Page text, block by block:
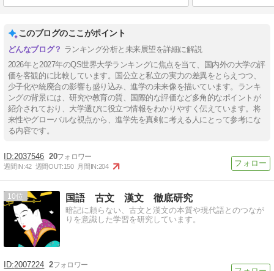
このブログのここがポイント
ランキング分析と未来展望を詳細に解説
2026年と2027年のQS世界大学ランキングに焦点を当て、国内外の大学の評
価を客観的に比較しています。国公立と私立の実力の差異をとらえつつ、
少子化や統廃合の影響も盛り込み、進学の未来像を描いています。ランキ
ングの背景には、研究や教育の質、国際的な評価など多角的なポイントが
紹介されており、大学選びに役立つ情報をわかりやすく伝えています。将
来性やグローバルな視点から、進学先を真剣に考える人にとって参考にな
る内容です。
2037546 20
週間IN:42 週間OUT:150 月間IN:204
10 国語 古文 漢文 徹底研究
暗記に頼らない、古文と漢文の本質や現代語とのつなが
りを意識した学習を研究しています。
2007224 2